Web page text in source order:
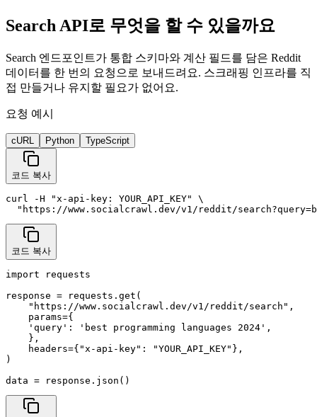
Search API로 무엇을 할 수 있을까요
Search 엔드포인트가 통합 스키마와 계산 필드를 담은 Reddit
데이터를 한 번의 요청으로 보내드려요. 스크래핑 인프라를 직
접 만들거나 유지할 필요가 없어요.
요청 예시
cURL Python TypeScript
코드 복사
curl -H "x-api-key: YOUR_API_KEY" \
"https://www.socialcrawl.dev/v1/reddit/
코드 복사
import requests
response = requests.get(
    "https://www.socialcrawl.dev/v1/reddit/search",
    params={
    'query': 'best programming languages 2024',
    },
    headers={"x-api-key": "YOUR_API_KEY"},
)
data = response.json()